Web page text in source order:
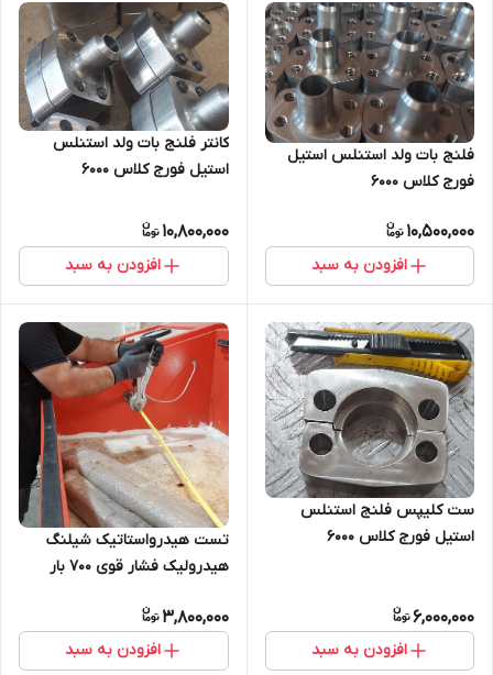
فلنج بات ولد استنلس استیل
فورج کلاس 6000
10,500,000
افزودن به سبد
کانتر فلنج بات ولد استنلس
استیل فورج کلاس 6000
10,800,000
افزودن به سبد
ست کلیپس فلنج استنلس
استیل فورج کلاس 6000
6,000,000
افزودن به سبد
تست هیدرواستاتیک شیلنگ
هیدرولیک فشار قوی 700 بار
3,800,000
افزودن به سبد